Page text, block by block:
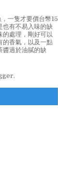
一隻才要價台幣15
也有不易入味的缺
的處理，剛好可以
的香氣，以及一點
醬過於油膩的缺
.